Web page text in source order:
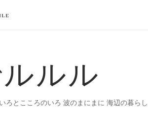
ルル
とこころのいろ 波のまにまに 海辺の暮らし